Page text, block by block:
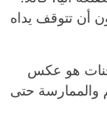
أن تتوقف يداه
هو عكس
والممارسة حتى